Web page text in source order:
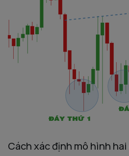
Cách xác định mô hình hai